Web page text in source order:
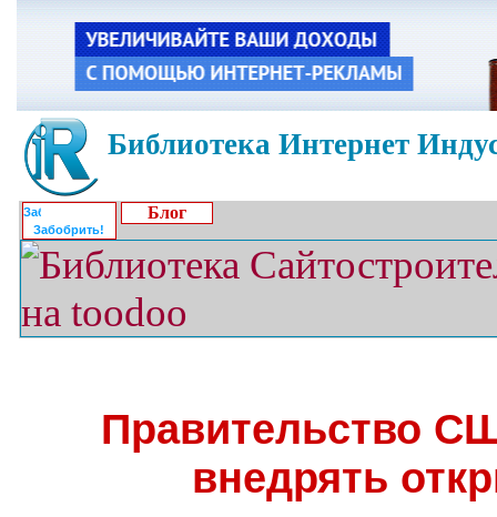
Библиотека Интернет
Забобрить!
Блог
Правительство
внедрять